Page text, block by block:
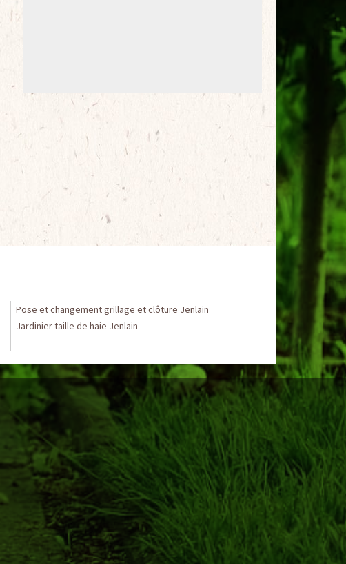
Pose et changement grillage et clôture Jenlain
Jardinier taille de haie Jenlain